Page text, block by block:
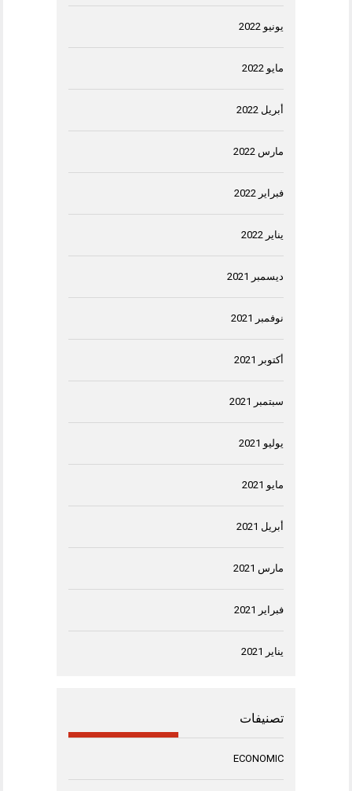
يونيو 2022
مايو 2022
أبريل 2022
مارس 2022
فبراير 2022
يناير 2022
ديسمبر 2021
نوفمبر 2021
أكتوبر 2021
سبتمبر 2021
يوليو 2021
مايو 2021
أبريل 2021
مارس 2021
فبراير 2021
يناير 2021
تصنيفات
ECONOMIC